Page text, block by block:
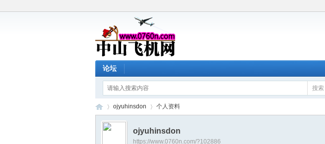
论坛
搜索
ojyuhinsdon 个人资料
ojyuhinsdon
https://www.0760n.com/?102886